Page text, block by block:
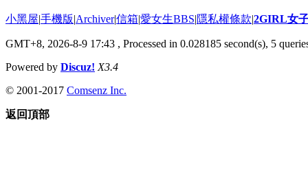
小黑屋|手機版|Archiver|信箱|愛女生BBS|隱私權條款|2GIRL女
GMT+8, 2026-8-9 17:43 , Processed in 0.028185 second(s), 5
Powered by Discuz! X3.4
© 2001-2017 Comsenz Inc.
返回頂部